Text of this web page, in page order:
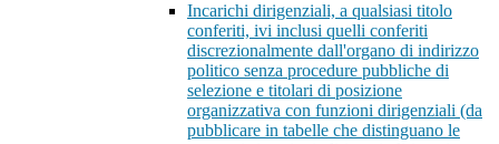
Incarichi dirigenziali, a qualsiasi titolo
conferiti, ivi inclusi quelli conferiti
discrezionalmente dall'organo di indirizzo
politico senza procedure pubbliche di
selezione e titolari di posizione
organizzativa con funzioni dirigenziali (da
pubblicare in tabelle che distinguano le